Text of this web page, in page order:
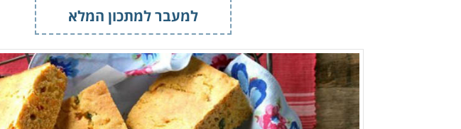
למעבר למתכון המלא